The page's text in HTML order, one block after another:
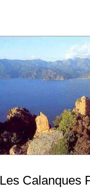
Les Calanques